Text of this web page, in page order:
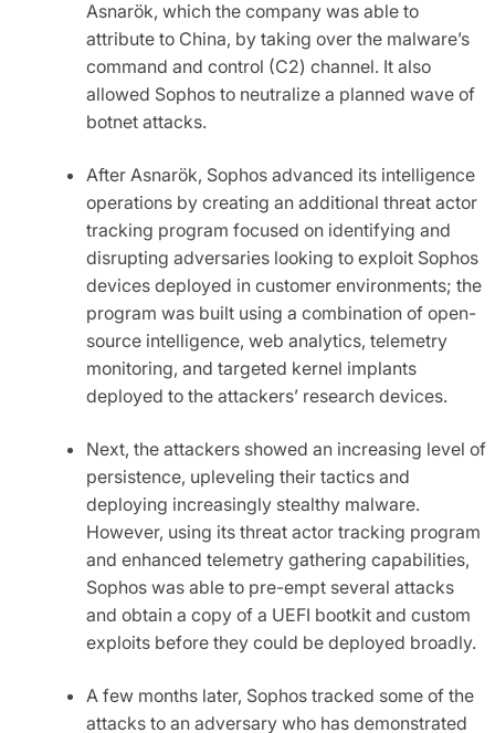
Asnarök, which the company was able to
attribute to China, by taking over the malware’s
command and control (C2) channel. It also
allowed Sophos to neutralize a planned wave of
botnet attacks.
After Asnarök, Sophos advanced its intelligence
operations by creating an additional threat actor
tracking program focused on identifying and
disrupting adversaries looking to exploit Sophos
devices deployed in customer environments; the
program was built using a combination of open-
source intelligence, web analytics, telemetry
monitoring, and targeted kernel implants
deployed to the attackers’ research devices.
Next, the attackers showed an increasing level of
persistence, upleveling their tactics and
deploying increasingly stealthy malware.
However, using its threat actor tracking program
and enhanced telemetry gathering capabilities,
Sophos was able to pre-empt several attacks
and obtain a copy of a UEFI bootkit and custom
exploits before they could be deployed broadly.
A few months later, Sophos tracked some of the
attacks to an adversary who has demonstrated